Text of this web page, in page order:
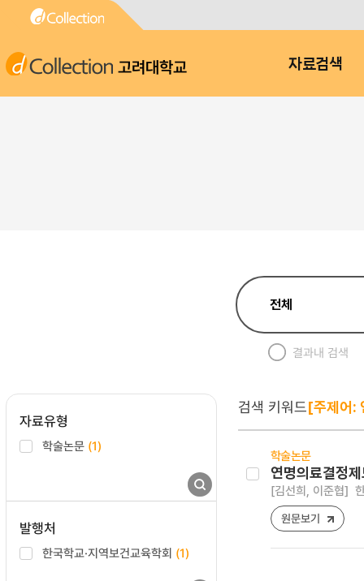
고려대학교 자료검색
결과내 검색
자료유형
학술논문 (1)
발행처
한국학교·지역보건교육학회 (1)
검색 키워드[주제어:
학술논문
연명의료결정
[김선희, 이준협]
원문보기